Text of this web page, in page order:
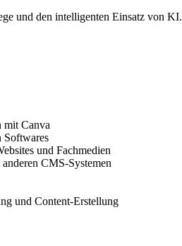
und den intelligenten Einsatz von KI.
mit Canva
Softwares
und Fachmedien
CMS-Systemen
und Content-Erstellung